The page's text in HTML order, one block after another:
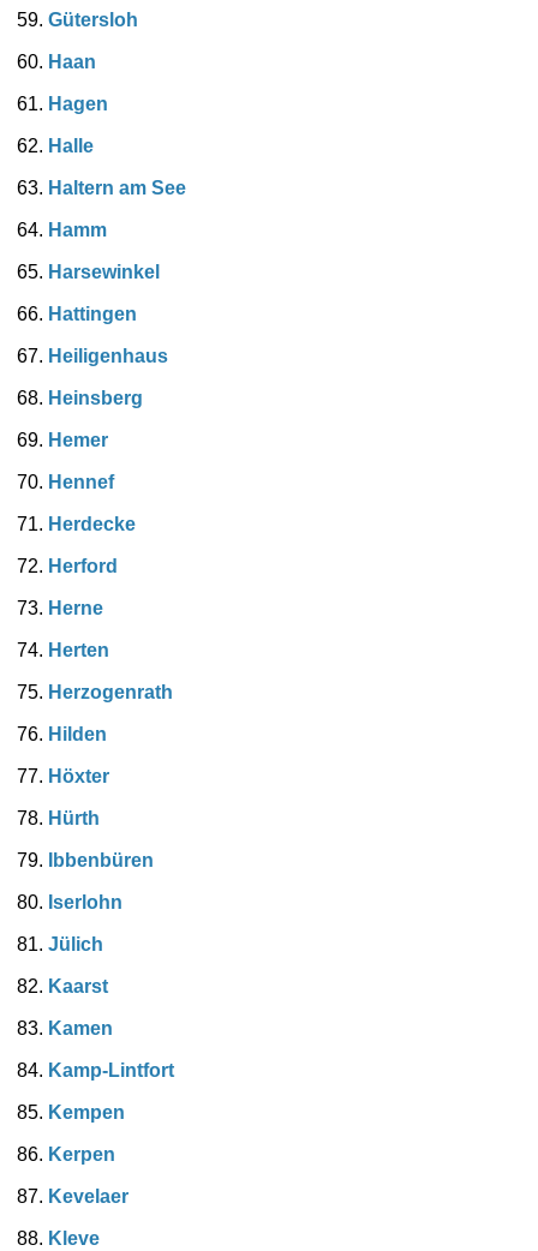
Gütersloh
Haan
Hagen
Halle
Haltern am See
Hamm
Harsewinkel
Hattingen
Heiligenhaus
Heinsberg
Hemer
Hennef
Herdecke
Herford
Herne
Herten
Herzogenrath
Hilden
Höxter
Hürth
Ibbenbüren
Iserlohn
Jülich
Kaarst
Kamen
Kamp-Lintfort
Kempen
Kerpen
Kevelaer
Kleve